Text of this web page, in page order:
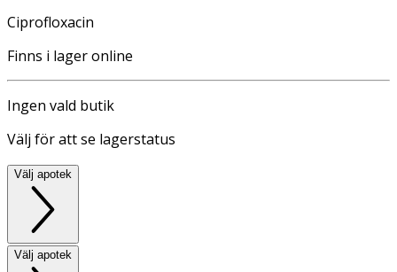
Ciprofloxacin
Finns i lager online
Ingen vald butik
Välj för att se lagerstatus
Välj apotek
Välj apotek